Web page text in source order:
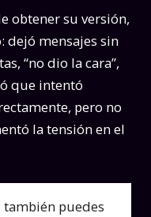
obtener su versión,
dejó mensajes sin
“no dio la cara”,
que intentó
pero no
la tensión en el
puedes